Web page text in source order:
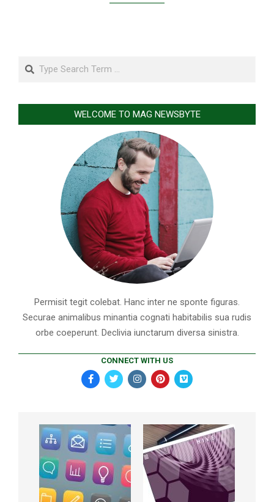
Search
WELCOME TO MAG NEWSBYTE
Permisit tegit colebat. Hanc inter ne sponte figuras.
Securae animalibus minantia cognati habitabilis sua rudis
orbe coeperunt. Declivia iunctarum diversa sinistra.
CONNECT WITH US